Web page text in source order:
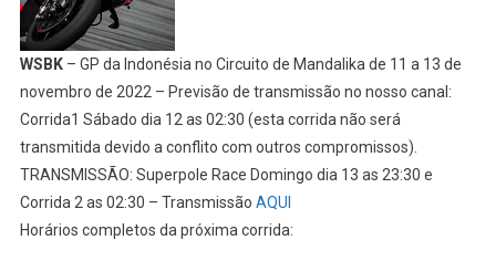
WSBK– GP da Indonésia no Circuito de Mandalika de 11 a 13 de
novembro de 2022 – Previsão de transmissão no nosso canal:
Corrida1 Sábado dia 12 as 02:30 (esta corrida não será
transmitida devido a conflito com outros compromissos).
TRANSMISSÃO: Superpole Race Domingo dia 13 as 23:30 e
Corrida 2 as 02:30 – Transmissão AQUI
Horários completos da próxima corrida: